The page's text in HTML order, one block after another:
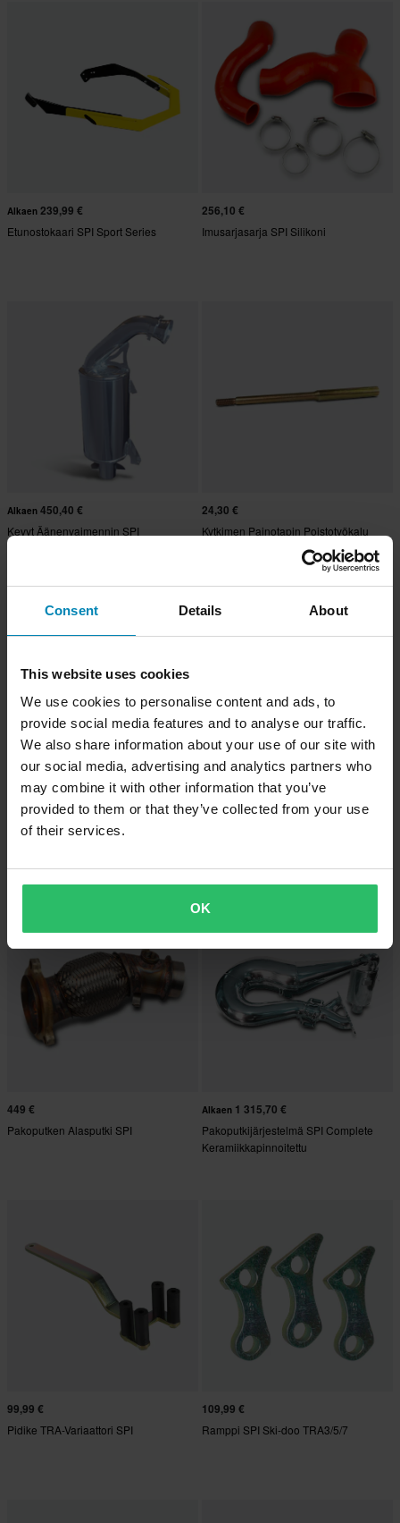
Consent Details About
This website uses cookies
We use cookies to personalise content and ads, to
provide social media features and to analyse our traffic.
We also share information about your use of our site with
our social media, advertising and analytics partners who
may combine it with other information that you’ve
provided to them or that they’ve collected from your use
of their services.
OK
Alkaen 239,99 €
Etunostokaari SPI Sport Series
256,10 €
Imusarjasarja SPI Silikoni
Alkaen 450,40 €
Kevyt Äänenvaimennin SPI
24,30 €
Kytkimen Painotapin Poistotyökalu
Alkaen484,80 €
Kytkinsarja SPI Trail Performance
56 €
449 €
Pakoputken Alasputki SPI
Alkaen 1 315,70 €
Pakoputkijärjestelmä SPI Complete
Keramiikkapinnoitettu
99,99 €
Pidike TRA-Variaattori SPI
109,99 €
Ramppi SPI Ski-doo TRA3/5/7